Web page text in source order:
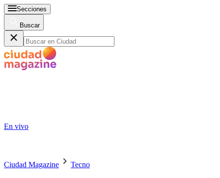
Secciones
Buscar
En vivo
Ciudad Magazine Tecno